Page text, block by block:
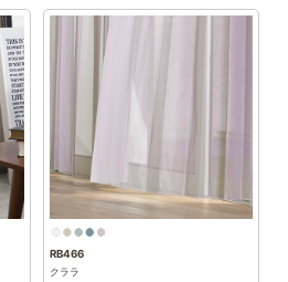
RB466
クララ